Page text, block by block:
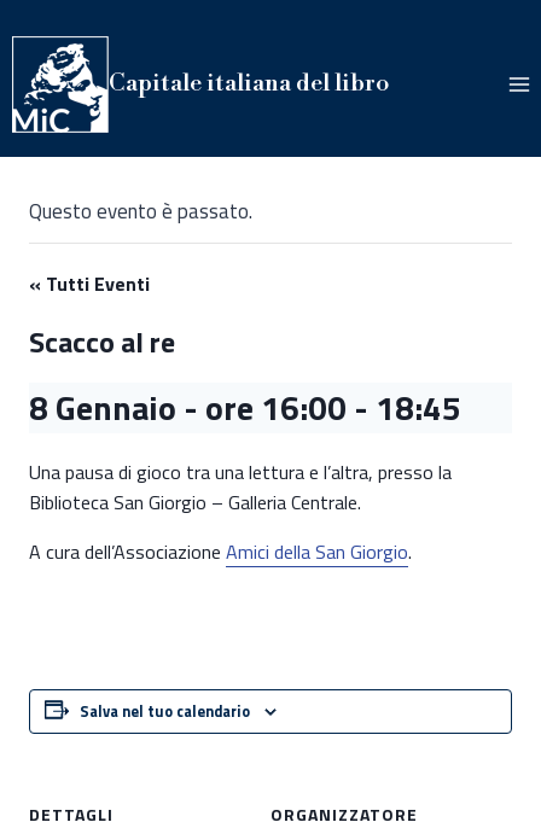
al
contenuto
Capitale italiana del libro
Questo evento è passato.
« Tutti Eventi
Scacco al re
8 Gennaio - ore 16:00 - 18:45
Una pausa di gioco tra una lettura e l’altra, presso la
Biblioteca San Giorgio – Galleria Centrale.
A cura dell’Associazione Amici della San Giorgio.
Salva nel tuo calendario
DETTAGLI
ORGANIZZATORE